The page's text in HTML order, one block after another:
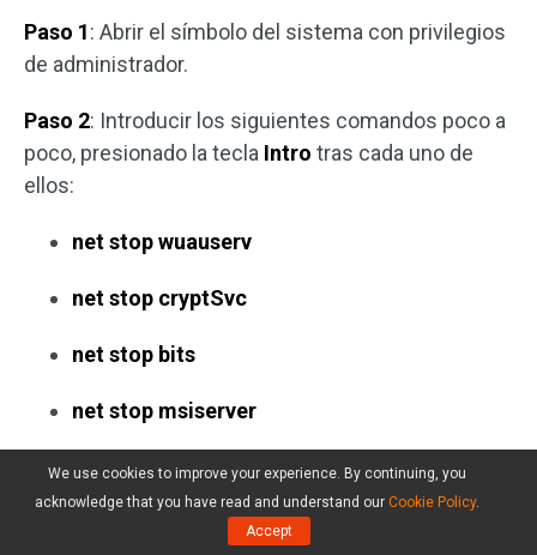
Paso 1: Abrir el símbolo del sistema con privilegios
de administrador.
Paso 2: Introducir los siguientes comandos poco a
poco, presionado la tecla Intro tras cada uno de
ellos:
net stop wuauserv
net stop cryptSvc
net stop bits
net stop msiserver
Paso 3: Cuando hayas desactivado los servicios,
has de introducir los siguientes comandos e ir
después de cada uno para
We use cookies to improve your experience. By continuing, you
acknowledge that you have read and understand our Cookie Policy.
Accept